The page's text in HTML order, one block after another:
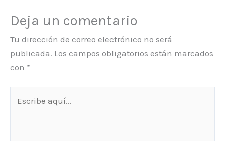
Deja un comentario
Tu dirección de correo electrónico no será
publicada. Los campos obligatorios están marcados
con *